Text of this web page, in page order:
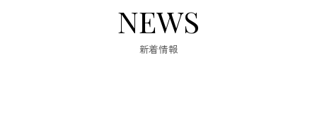
NEWS
新着情報